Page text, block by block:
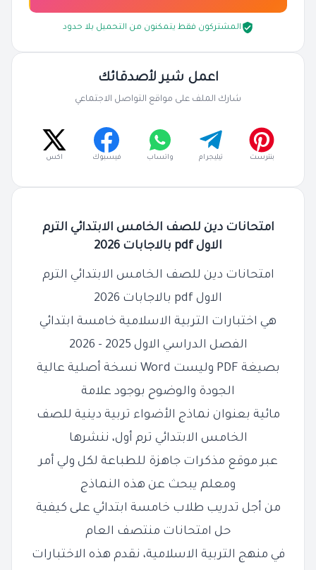
امتحانات دين للصف الخامس الابتدائي الترم
الاول pdf بالاجابات 2026
امتحانات دين للصف الخامس الابتدائي الترم
الاول pdf بالاجابات 2026
هي اختبارات التربية الاسلامية خامسة ابتدائي
الفصل الدراسي الاول 2025 - 2026
بصيغة PDF وليست Word نسخة أصلية عالية
الجودة والوضوح بوجود علامة
مائية بعنوان نماذج الأضواء تربية دينية للصف
الخامس الابتدائي ترم أول، ننشرها
عبر موقع مذكرات جاهزة للطباعة لكل ولي أمر
ومعلم يبحث عن هذه النماذج
من أجل تدريب طلاب خامسة ابتدائي على كيفية
حل امتحانات منتصف العام
في منهج التربية الاسلامية، نقدم هذه الاختبارات
المشتركون فقط يتمكنون من التحميل بلا حدود
اعمل شير لأصدقائك
شارك الملف على مواقع التواصل الاجتماعي
بنترست تيليجرام واتساب فيسبوك اكس